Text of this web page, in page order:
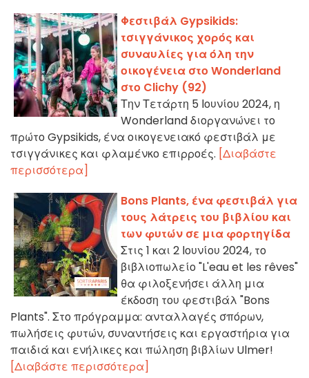
Φεστιβάλ Gypsikids:
τσιγγάνικος χορός και
συναυλίες για όλη την
οικογένεια στο Wonderland
στο Clichy (92)
Την Τετάρτη 5 Ιουνίου 2024, η
Wonderland διοργανώνει το
πρώτο Gypsikids, ένα οικογενειακό φεστιβάλ με
τσιγγάνικες και φλαμένκο επιρροές. [Διαβάστε
περισσότερα]
Bons Plants, ένα φεστιβάλ για
τους λάτρεις του βιβλίου και
των φυτών σε μια φορτηγίδα
Στις 1 και 2 Ιουνίου 2024, το
βιβλιοπωλείο "L'eau et les rêves"
θα φιλοξενήσει άλλη μια
έκδοση του φεστιβάλ "Bons
Plants". Στο πρόγραμμα: ανταλλαγές σπόρων,
πωλήσεις φυτών, συναντήσεις και εργαστήρια για
παιδιά και ενήλικες και πώληση βιβλίων Ulmer!
[Διαβάστε περισσότερα]